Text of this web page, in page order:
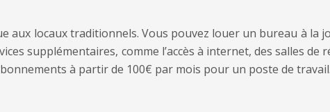
locaux traditionnels. Vous pouvez louer un bureau à la
supplémentaires, comme l’accès à internet, des salles
à partir de 100€ par mois pour un poste de travail.